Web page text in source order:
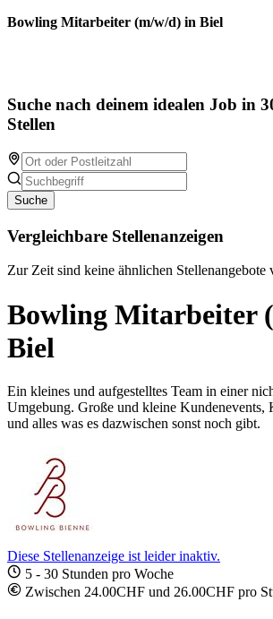
Bowling Mitarbeiter (m/w/d) in Biel
Suche nach deinem idealen Job in
Stellen
Suche
Vergleichbare Stellenanzeigen
Zur Zeit sind keine ähnlichen Stellenangebote
Bowling Mitarbeiter
Biel
Ein kleines und aufgestelltes Team in einer
Umgebung. Große und kleine Kundenevents,
und alles was es dazwischen sonst noch gibt.
Diese Stellenanzeige ist leider inaktiv.
5 - 30 Stunden pro Woche
Zwischen 24.00CHF und 26.00CHF pro